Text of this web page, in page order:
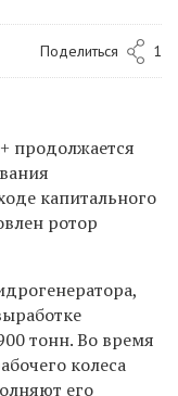
Поделиться 1
продолжается
капитального
ротор
тонн. Во время
колеса
его